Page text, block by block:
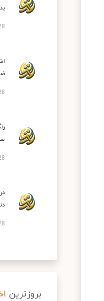
بروزترین